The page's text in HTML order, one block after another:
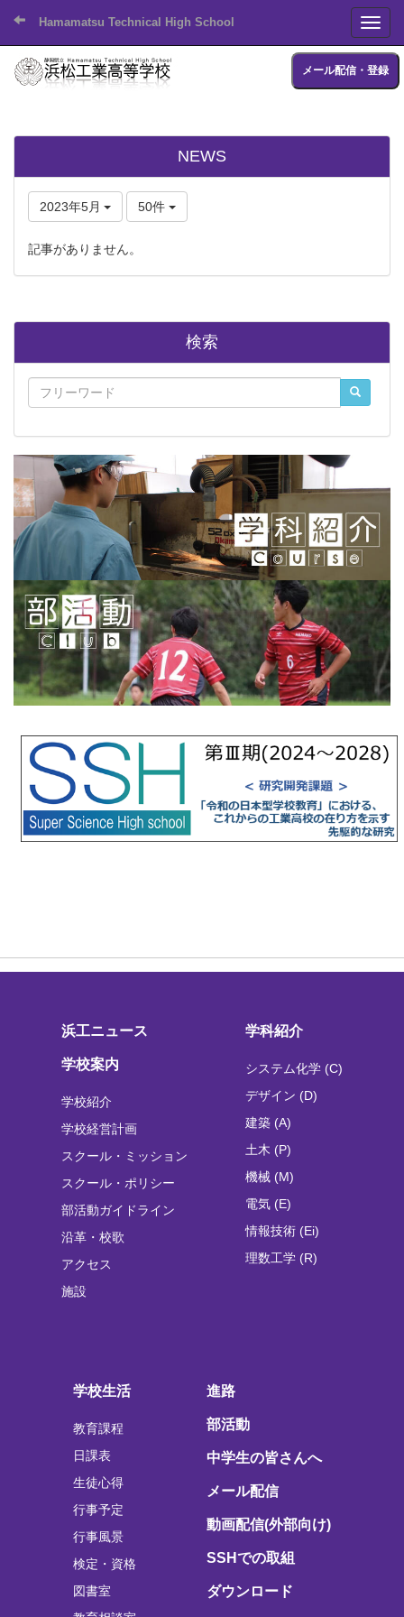
Hamamatsu Technical High School
メール配信・登録
NEWS
2023年5月 50件
記事がありません。
検索
浜工ニュース
学校案内
学校紹介
学校経営計画
スクール・ミッション
スクール・ポリシー
部活動ガイドライン
沿革・校歌
アクセス
施設
学科紹介
システム化学 (C)
デザイン (D)
建築 (A)
土木 (P)
機械 (M)
電気 (E)
情報技術 (Ei)
理数工学 (R)
学校生活
教育課程
日課表
生徒心得
行事予定
行事風景
検定・資格
図書室
進路
部活動
中学生の皆さんへ
メール配信
動画配信(外部向け)
SSHでの取組
ダウンロード